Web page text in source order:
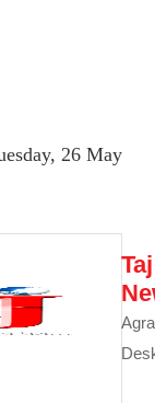
26 May
Taj
Agra